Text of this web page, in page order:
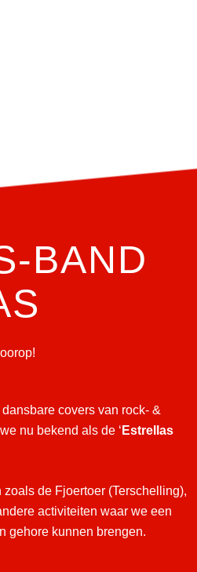
BAND
covers van rock- &
nu bekend als de ‘ Estrellas
de Fjoertoer (Terschelling),
activiteiten waar we een
gehore kunnen brengen.